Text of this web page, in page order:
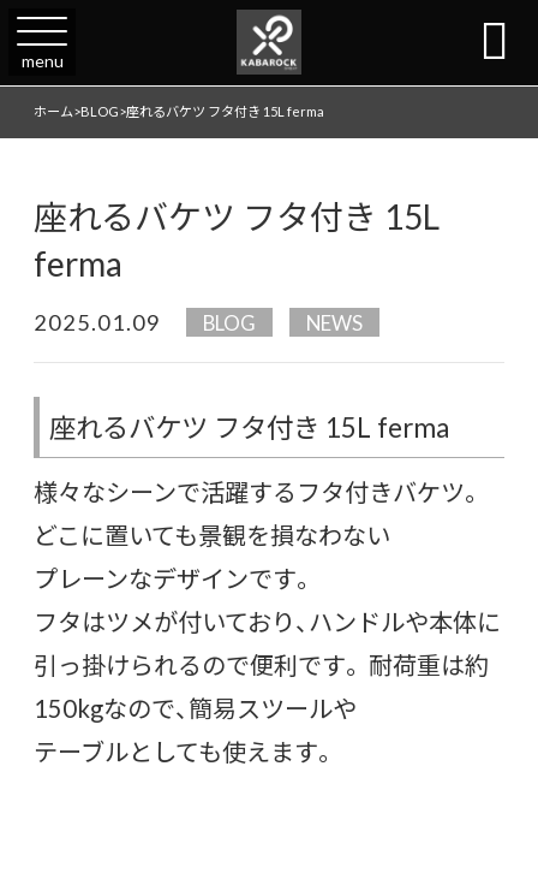
menu 
ホーム>BLOG>座れるバケツ フタ付き 15L ferma
座れるバケツ フタ付き 15L
ferma
2025.01.09 BLOG NEWS
座れるバケツ フタ付き 15L ferma
様々なシーンで活躍するフタ付きバケツ。
どこに置いても景観を損なわない
プレーンなデザインです。
フタはツメが付いており、ハンドルや本体に
引っ掛けられるので便利です。 耐荷重は約
150kgなので、簡易スツールや
テーブルとしても使えます。